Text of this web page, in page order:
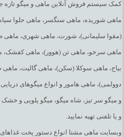
کمک سیستم فروش آنلاین ماهی و میگو تازه
ماهی شوریده، ماهی سنگسر، ماهی حلوا
(مقوا سلیمانی)، شورت، ماهی شهری، ماهی
ماهی سرخو، ماهی تن (هوور)، ماهی کفشک،
بیاح، ماهی سوکلا (سکن)، ماهی گالیت، ماهی
دوولمی)، ماهی هامور و انواع میگوهای
و میگو سر تیز، شاه میگو، میگو پلویی و
و یا تلفنی تهیه نمایید.
وبسایت ماهی مشتا انواع دستور پخت غذاهای